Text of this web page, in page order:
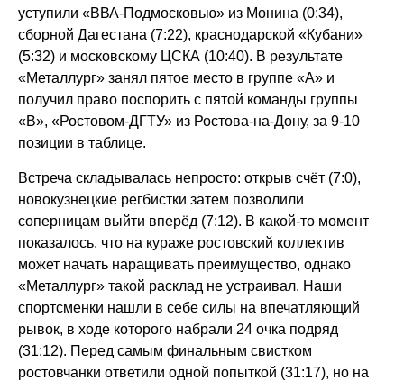
уступили «ВВА-Подмосковью» из Монина (0:34),
сборной Дагестана (7:22), краснодарской «Кубани»
(5:32) и московскому ЦСКА (10:40). В результате
«Металлург» занял пятое место в группе «A» и
получил право поспорить с пятой команды группы
«B», «Ростовом-ДГТУ» из Ростова-на-Дону, за 9-10
позиции в таблице.
Встреча складывалась непросто: открыв счёт (7:0),
новокузнецкие регбистки затем позволили
соперницам выйти вперёд (7:12). В какой-то момент
показалось, что на кураже ростовский коллектив
может начать наращивать преимущество, однако
«Металлург» такой расклад не устраивал. Наши
спортсменки нашли в себе силы на впечатляющий
рывок, в ходе которого набрали 24 очка подряд
(31:12). Перед самым финальным свистком
ростовчанки ответили одной попыткой (31:17), но на